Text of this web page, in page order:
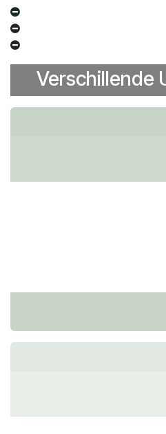
Verschillende